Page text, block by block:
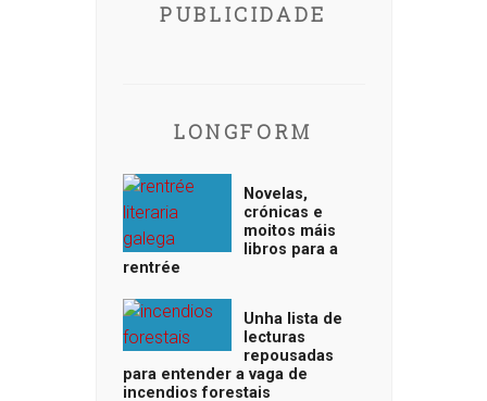
PUBLICIDADE
LONGFORM
Novelas,
crónicas e
moitos máis
libros para a
rentrée
Unha lista de
lecturas
repousadas
para entender a vaga de
incendios forestais